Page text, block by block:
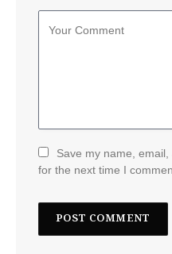
Save my name,
for the next time I